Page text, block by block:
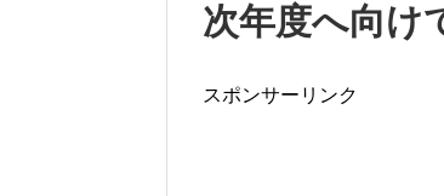
次年度へ向け
スポンサーリンク